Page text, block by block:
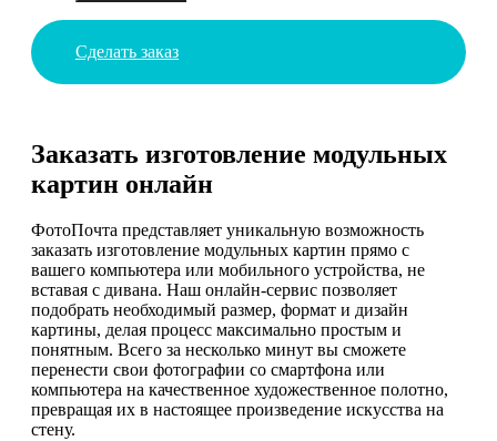
Сделать заказ
Заказать изготовление модульных
картин онлайн
ФотоПочта представляет уникальную возможность
заказать изготовление модульных картин прямо с
вашего компьютера или мобильного устройства, не
вставая с дивана. Наш онлайн-сервис позволяет
подобрать необходимый размер, формат и дизайн
картины, делая процесс максимально простым и
понятным. Всего за несколько минут вы сможете
перенести свои фотографии со смартфона или
компьютера на качественное художественное полотно,
превращая их в настоящее произведение искусства на
стену.